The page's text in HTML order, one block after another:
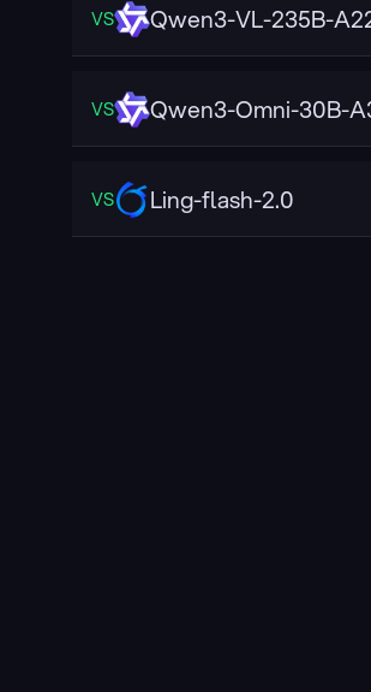
VS Qwen3-VL-235B-
VS Qwen3-Omni-30B-
VS Ling-flash-2.0